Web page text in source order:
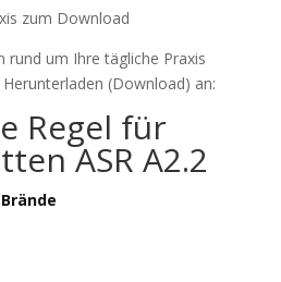
zum Download
rund um Ihre tägliche Praxis
(Download) an:
Regel für
ASR A2.2